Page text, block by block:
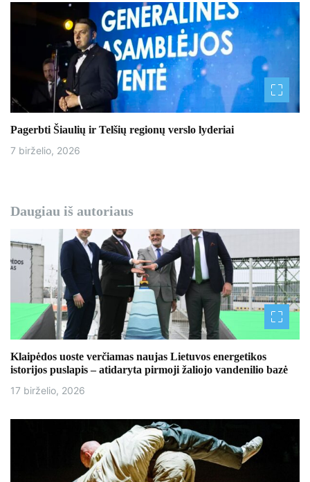
Pagerbti Šiaulių ir Telšių regionų verslo lyderiai
7 birželio, 2026
Daugiau iš autoriaus
Klaipėdos uoste verčiamas naujas Lietuvos energetikos
istorijos puslapis – atidaryta pirmoji žaliojo vandenilio bazė
17 birželio, 2026